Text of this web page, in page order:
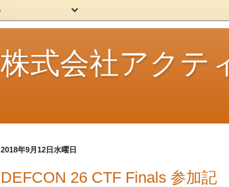
株式会社アクテ
2018年9月12日水曜日
DEFCON 26 CTF Finals 参加記